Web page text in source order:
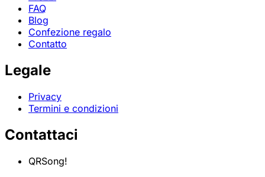
FAQ
Blog
Confezione regalo
Contatto
Legale
Privacy
Termini e condizioni
Contattaci
QRSong!